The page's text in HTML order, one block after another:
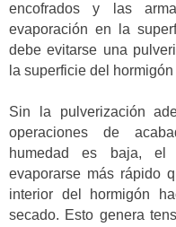
encofrados y las
evaporación en la
debe evitarse una
la superficie del hormigón
Sin la pulverización
operaciones de
humedad es baja,
evaporarse más rápido
interior del hormigón
secado. Esto genera